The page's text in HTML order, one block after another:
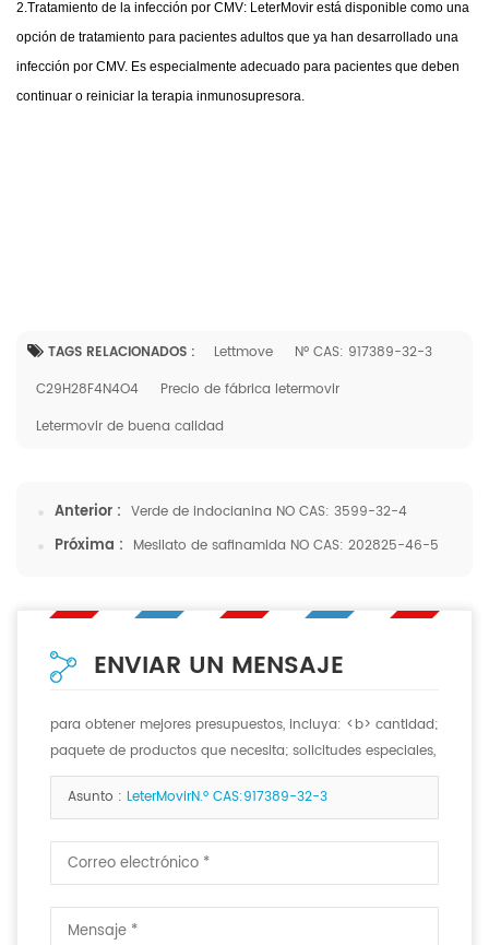
2.Tratamiento de la infección por CMV: LeterMovir está disponible como una
opción de tratamiento para pacientes adultos que ya han desarrollado una
infección por CMV. Es especialmente adecuado para pacientes que deben
continuar o reiniciar la terapia inmunosupresora.
TAGS RELACIONADOS : Lettmove
Nº CAS: 917389-32-3
C29H28F4N4O4
Precio de fábrica letermovir
Letermovir de buena calidad
Anterior : Verde de indocianina NO CAS: 3599-32-4
Próxima : Mesilato de safinamida NO CAS: 202825-46-5
ENVIAR UN MENSAJE
para obtener mejores presupuestos, incluya: <b> cantidad;
paquete de productos que necesita; solicitudes especiales,
si las hay. <b>
Asunto : LeterMovirN.º CAS:917389-32-3